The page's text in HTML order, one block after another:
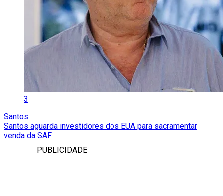
3
Santos
Santos aguarda investidores dos EUA para sacramentar
venda da SAF
PUBLICIDADE